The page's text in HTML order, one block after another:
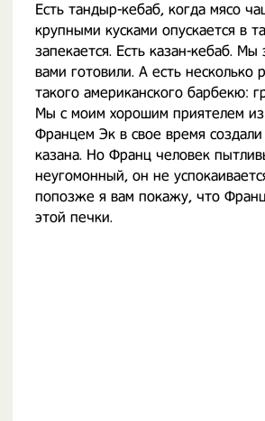
Есть тандыр-кебаб, когда мясо
крупными кусками опускается в
запекается. Есть казан-кебаб.
вами готовили. А есть несколько
такого американского барбекю:
Мы с моим хорошим приятелем
Францем Эк в свое время создали
казана. Но Франц человек
неугомонный, он не
попозже я вам покажу, что
этой печки.